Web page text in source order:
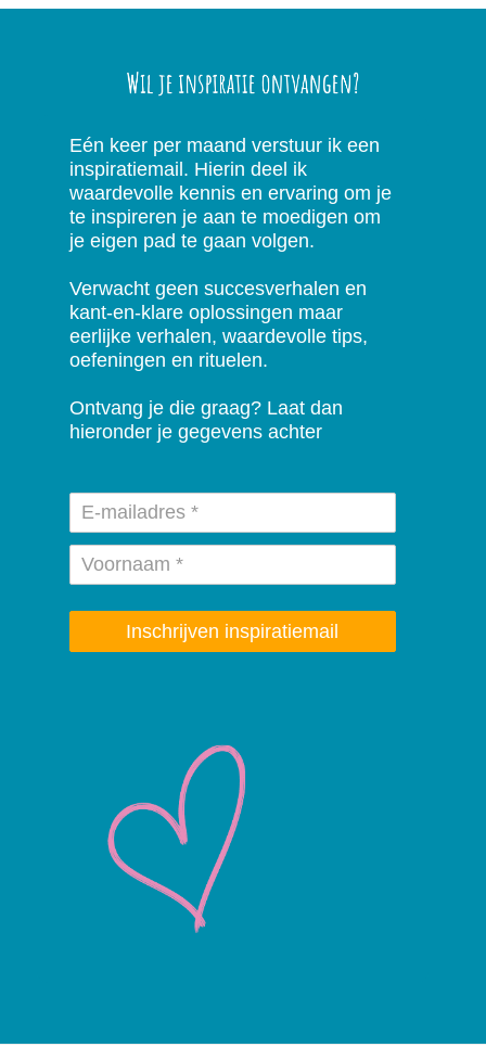
Eén keer per maand verstuur ik een
inspiratiemail. Hierin deel ik
waardevolle kennis en ervaring om je
te inspireren je aan te moedigen om
je eigen pad te gaan volgen.
Verwacht geen succesverhalen en
kant-en-klare oplossingen maar
eerlijke verhalen, waardevolle tips,
oefeningen en rituelen.
Ontvang je die graag? Laat dan
hieronder je gegevens achter
Inschrijven inspiratiemail